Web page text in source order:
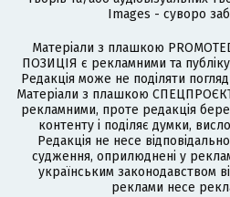
Images - суворо
Матеріали з плашкою
ПОЗИЦІЯ є рекламними та
Редакція може не поділяти
Матеріали з плашкою
рекламними, проте редакція бере
контенту і поділяє думки,
Редакція не несе
судження, оприлюднені у
українським законодавством
реклами несе